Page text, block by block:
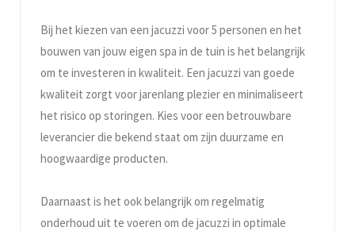
Bij het kiezen van een jacuzzi voor 5 personen en het
bouwen van jouw eigen spa in de tuin is het belangrijk
om te investeren in kwaliteit. Een jacuzzi van goede
kwaliteit zorgt voor jarenlang plezier en minimaliseert
het risico op storingen. Kies voor een betrouwbare
leverancier die bekend staat om zijn duurzame en
hoogwaardige producten.
Daarnaast is het ook belangrijk om regelmatig
onderhoud uit te voeren om de jacuzzi in optimale